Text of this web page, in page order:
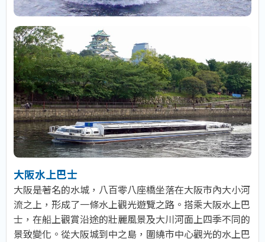
大阪水上巴士
大阪是著名的水城，八百零八座橋坐落在大阪市內大小河
流之上，形成了一條水上觀光遊覽之路。搭乘大阪水上巴
士，在船上觀賞沿途的壯麗風景及大川河面上四季不同的
景致變化。從大阪城到中之島，圍繞市中心觀光的水上巴